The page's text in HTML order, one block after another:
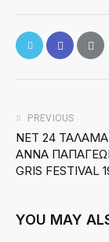
PREVIOUS
ΝΕΤ 24
ΑΝΝΑ
GRIS FESTIVAL
YOU MAY